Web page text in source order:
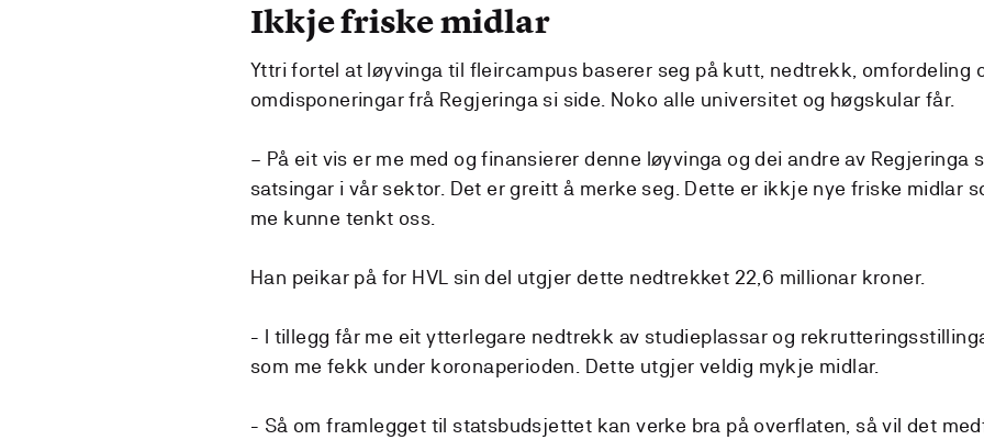
Ikkje friske midlar
Yttri fortel at løyvinga til fleircampus baserer seg på kutt, nedtrekk, omfordeling
omdisponeringar frå Regjeringa si side. Noko alle universitet og høgskular får.
– På eit vis er me med og finansierer denne løyvinga og dei andre av Regjeringa
satsingar i vår sektor. Det er greitt å merke seg. Dette er ikkje nye friske midlar
me kunne tenkt oss.
Han peikar på for HVL sin del utgjer dette nedtrekket 22,6 millionar kroner.
- I tillegg får me eit ytterlegare nedtrekk av studieplassar og
som me fekk under koronaperioden. Dette utgjer veldig mykje midlar.
- Så om framlegget til statsbudsjettet kan verke bra på overflaten, så vil det